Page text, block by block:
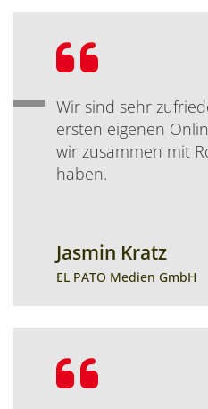
Bewertung:
Wir sind sehr
ersten eigenen
wir zusammen mit
haben.
Name:
Jasmin Kratz
Position:
EL PATO Medien GmbH